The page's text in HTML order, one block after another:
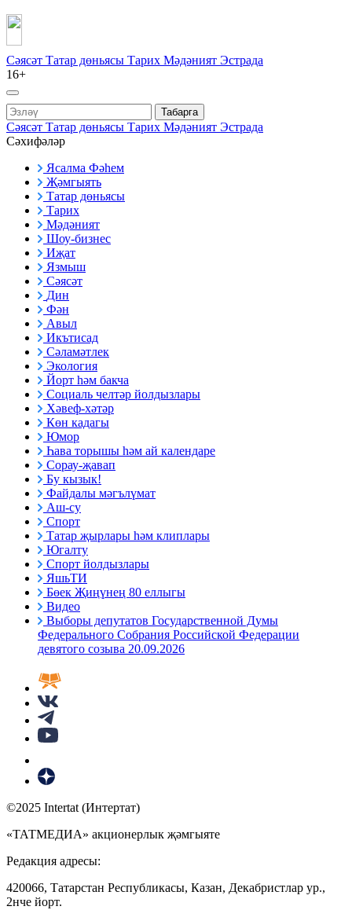
Сәясәт Татар дөньясы Тарих Мәдәният Эстрада
16+
Табарга
Сәясәт Татар дөньясы Тарих Мәдәният Эстрада
Сәхифәләр
Ясалма Фәһем
Җәмгыять
Татар дөньясы
Тарих
Мәдәният
Шоу-бизнес
Иҗат
Язмыш
Сәясәт
Дин
Фән
Авыл
Икътисад
Сәламәтлек
Экология
Йорт һәм бакча
Социаль челтәр йолдызлары
Хәвеф-хәтәр
Көн кадагы
Юмор
Һава торышы һәм ай календаре
Сорау-җавап
Бу кызык!
Файдалы мәгълүмат
Аш-су
Спорт
Татар җырлары һәм клиплары
Югалту
Спорт йолдызлары
ЯшьТИ
Бөек Җиңүнең 80 еллыгы
Видео
Выборы депутатов Государственной Думы
Федерального Собрания Российской Федерации
девятого созыва 20.09.2026
©2025 Intertat (Интертат)
«ТАТМЕДИА» акционерлык җәмгыяте
Редакция адресы:
420066, Татарстан Республикасы, Казан, Декабристлар ур.,
2нче йорт.